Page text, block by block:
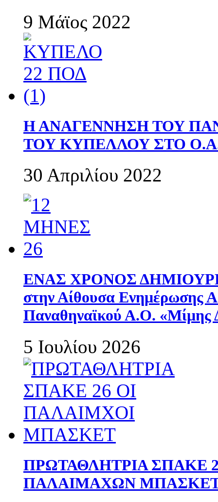
9 Μάϊος 2022
Η ΑΝΑΓΕΝΝΗΣΗ ΤΟΥ
ΤΟΥ ΚΥΠΕΛΛΟΥ ΣΤΟ
30 Απριλίου 2022
ΕΝΑΣ ΧΡΟΝΟΣ
στην Αίθουσα Ενημέρωσης
Παναθηναϊκού Α.Ο. «Μίμης
5 Ιουλίου 2026
ΠΡΩΤΑΘΛΗΤΡΙΑ ΣΠΑΚΕ
ΠΑΛΑΙΜΑΧΩΝ